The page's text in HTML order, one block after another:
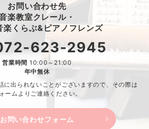
お問い合わせ先
楽教室クレール・
楽くらぶ&ピアノフレンズ
623-2945
営業時間 10:00～21:00
年中無休
出られないことがございますので、 その際は
ームよりご連絡ください。
お問い合わせフォーム